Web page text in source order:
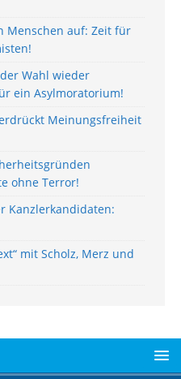
Menschen auf: Zeit für
Wahl wieder
ein Asylmoratorium!
Meinungsfreiheit
ohne Terror!
Kanzlerkandidaten:
mit Scholz, Merz und